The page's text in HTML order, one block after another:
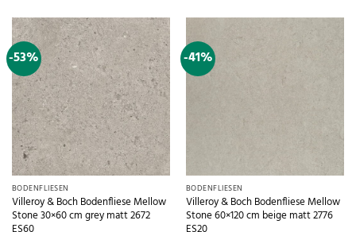
-53%
BODENFLIESEN
Villeroy & Boch Bodenfliese Mellow
Stone 30×60 cm grey matt 2672
-41%
BODENFLIESEN
Villeroy & Boch Bodenfliese Mellow
Stone 60×120 cm beige matt 2776